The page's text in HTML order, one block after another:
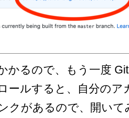
かるので、もう一度
ールすると、自分のア
クがあるので、開いて